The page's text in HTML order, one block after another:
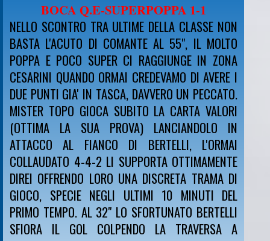
BOCA Q.E-SUPERPOPPA 1-1
NELLO SCONTRO TRA ULTIME DELLA CLASSE NON
BASTA L'ACUTO DI COMANTE AL 55", IL MOLTO
POPPA E POCO SUPER CI RAGGIUNGE IN ZONA
CESARINI QUANDO ORMAI CREDEVAMO DI AVERE I
DUE PUNTI GIA' IN TASCA, DAVVERO UN PECCATO.
MISTER TOPO GIOCA SUBITO LA CARTA VALORI
(OTTIMA LA SUA PROVA) LANCIANDOLO IN
ATTACCO AL FIANCO DI BERTELLI, L'ORMAI
COLLAUDATO 4-4-2 LI SUPPORTA OTTIMAMENTE
DIREI OFFRENDO LORO UNA DISCRETA TRAMA DI
GIOCO, SPECIE NEGLI ULTIMI 10 MINUTI DEL
PRIMO TEMPO. AL 32" LO SFORTUNATO BERTELLI
SFIORA IL GOL COLPENDO LA TRAVERSA A